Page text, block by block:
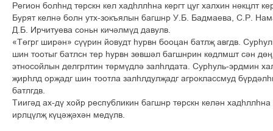
Регион болһнд төрскн кел хадһллһна кергт цуг халхин нөкцлт
Бурят келнә болн утх-зокъялын багшнр У.Б. Бадмаева, С.Р.
Д.Б. Ирчитуева соньн кичәлмүд давулв.
«Төгрг ширән» сүүрин йовудт һурвн бооцан батлҗ авгдв.
шин тоотыг батлсн тер һурвн зөвшәл багшнрин көдлмшт сән
этносойлын делгрлтин төрмүдлә залһлдата. Сурһуль-эрдмин
җирһлд орҗадг шин тоотла залһлдулҗадг агроклассмуд
батлгдв.
Тиигәд ах-дү хойр республикин багшнр төрскн келән хадһллһна
ирлцүлҗ күцәҗәхән медүлв.